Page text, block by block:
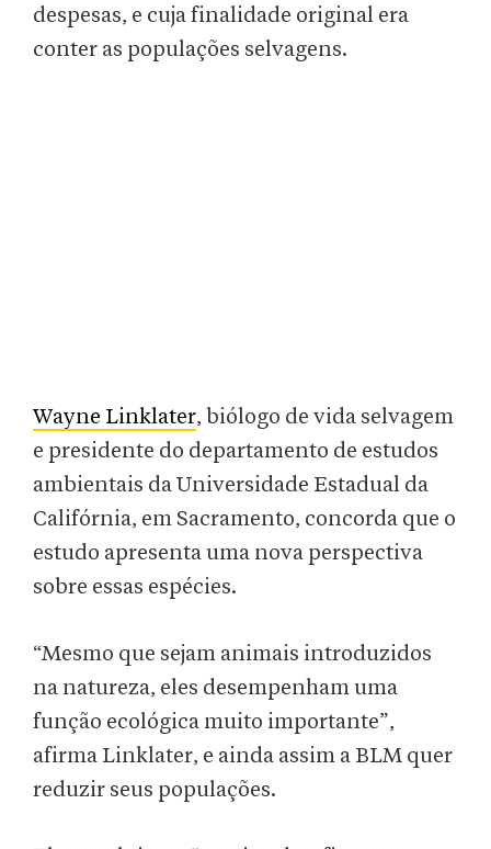
despesas, e cuja finalidade original era
conter as populações selvagens.
Wayne Linklater, biólogo de vida selvagem
e presidente do departamento de estudos
ambientais da Universidade Estadual da
Califórnia, em Sacramento, concorda que o
estudo apresenta uma nova perspectiva
sobre essas espécies.
“Mesmo que sejam animais introduzidos
na natureza, eles desempenham uma
função ecológica muito importante”,
afirma Linklater, e ainda assim a BLM quer
reduzir seus populações.